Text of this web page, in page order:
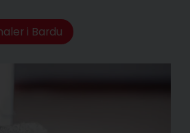
i Bardu